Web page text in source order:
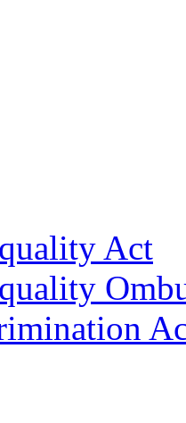
Act